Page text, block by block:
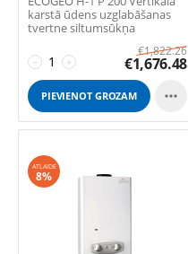
karstā ūdens uzglabāšanas
tvertne siltumsūkņa
+
−
€1,822.26
€1,676.48
PIEVIENOT GROZAM 
ATLAIDE
8%